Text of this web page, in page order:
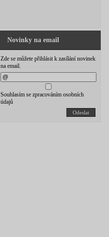
Novinky na email
Zde se můžete přihlásit k zasílání novinek
na email.
Souhlasím se zpracováním osobních
údajů
Odeslat